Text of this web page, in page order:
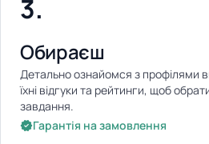
Обираєш
Детально ознайомся з профілями
їхні відгуки та рейтинги, щоб
завдання.
Гарантія на замовлення